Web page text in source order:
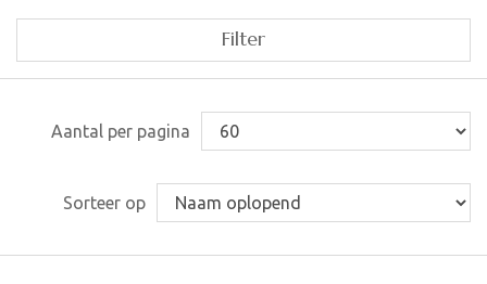
Filter
Aantal per pagina
Sorteer op